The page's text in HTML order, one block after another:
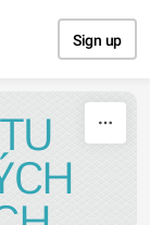
Sign up